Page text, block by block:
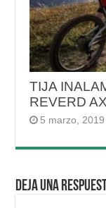
TIJA
REVERD
5 marzo, 2019
Deja una